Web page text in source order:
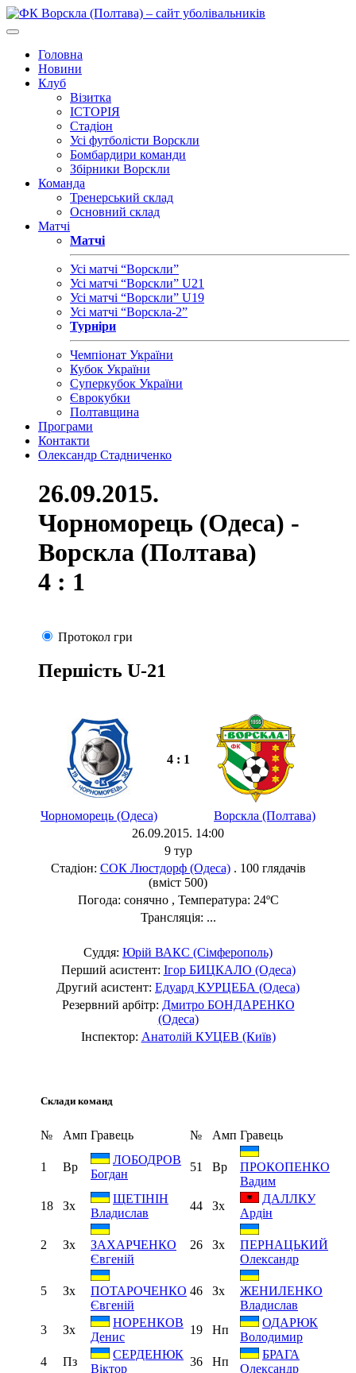
Головна
Новини
Клуб
Візитка
ІСТОРІЯ
Стадіон
Усі футболісти Ворскли
Бомбардири команди
Збірники Ворскли
Команда
Тренерський склад
Основний склад
Матчі
Матчі
Усі матчі “Ворскли”
Усі матчі “Ворскли” U21
Усі матчі “Ворскли” U19
Усі матчі “Ворскла-2”
Турніри
Чемпіонат України
Кубок України
Суперкубок України
Єврокубки
Полтавщина
Програми
Контакти
Олександр Стадниченко
26.09.2015.
Чорноморець (Одеса) -
Ворскла (Полтава)
4 : 1
Протокол гри
Першість U-21
4 : 1
Чорноморець (Одеса)
Ворскла (Полтава)
26.09.2015. 14:00
9 тур
Стадіон: СОК Люстдорф (Одеса). 100 глядачів
(вміст 500)
Погода: сонячно , Температура: 24ºC
Трансляція: ...
Суддя: Юрій ВАКС (Сімферополь)
Перший асистент: Ігор БИЦКАЛО (Одеса)
Другий асистент: Едуард КУРЦЕБА (Одеса)
Резервний арбітр: Дмитро БОНДАРЕНКО
(Одеса)
Інспектор: Анатолій КУЦЕВ (Київ)
Склади команд
№ Амп Гравець № Амп Гравець
1 Вр
ЛОБОДРОВ
Богдан
51 Вр
ПРОКОПЕНКО
Вадим
18
Зх
ЩЕТІНІН
Владислав
44 Зх
ДАЛЛКУ
Ардін
2 Зх
ЗАХАРЧЕНКО
Євгеній
26 Зх
ПЕРНАЦЬКИЙ
Олександр
5 Зх
ПОТАРОЧЕНКО
Євгеній
46 Зх
ЖЕНИЛЕНКО
Владислав
3
Зх
НОРЕНКОВ
Денис
19 Нп
ОДАРЮК
Володимир
4
Пз
СЕРДЕНЮК
Віктор
36 Нп
БРАГА
Олександр